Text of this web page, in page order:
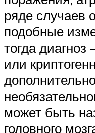
ряде случаев
подобные
тогда диагноз
или
может быть
головного